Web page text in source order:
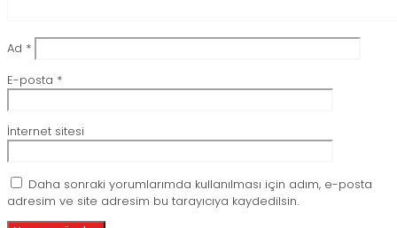
Ad *
E-posta *
İnternet sitesi
Daha sonraki yorumlarımda kullanılması için adım, e-posta
adresim ve site adresim bu tarayıcıya kaydedilsin.